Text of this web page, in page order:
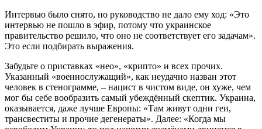
Интервью было снято, но руководство не дало ему ход: «Это
интервью не пошло в эфир, потому что украинское
правительство решило, что оно не соответствует его задачам».
Это если подбирать выражения.
Забудьте о приставках «нео», «крипто» и всех прочих.
Указанный «военнослужащий», как неудачно назван этот
человек в стенограмме, – нацист в чистом виде, он хуже, чем
мог бы себе вообразить самый убеждённый скептик. Украина,
оказывается, даже лучше Европы: «Там живут одни геи,
трансвеститы и прочие дегенераты». Далее: «Когда мы